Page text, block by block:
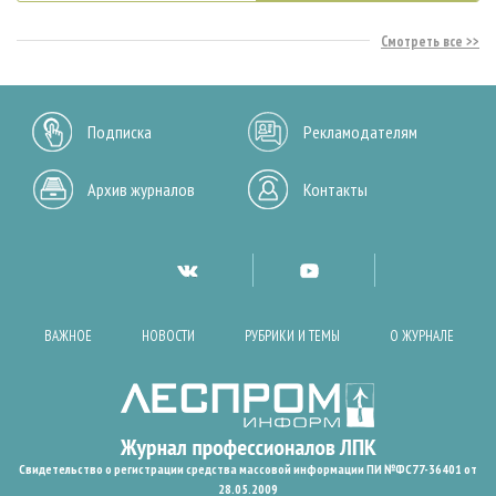
Смотреть все
Подписка Рекламодателям
Архив журналов Контакты
ВАЖНОЕ НОВОСТИ РУБРИКИ И ТЕМЫ О ЖУРНАЛЕ
Свидетельство о регистрации средства массовой информации ПИ №ФС77-36401 от
28.05.2009